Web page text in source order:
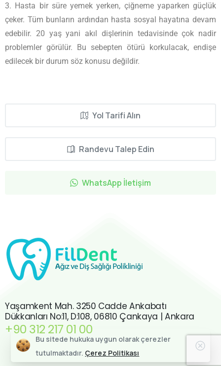
3. Hasta bir süre yemek yerken, çiğneme yaparken güçlük
çeker. Tüm bunların ardından hasta sosyal hayatına devam
edebilir. 20 yaş yani akıl dişlerinin tedavisinde çok nadir
problemler görülür. Bu sebepten ötürü korkulacak, endişe
edilecek bir durum söz konusu değildir.
Yol Tarifi Alın
Randevu Talep Edin
WhatsApp İletişim
Yaşamkent Mah. 3250 Cadde Ankabatı
Dükkanları No:11, D:108, 06810 Çankaya | Ankara
+90 312 217 01 00
Bu sitede hukuka uygun olarak çerezler
tutulmaktadır. Çerez Politikası